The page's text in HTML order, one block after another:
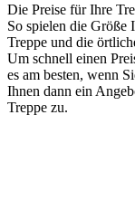
Die Preise für Ihre
So spielen die Größe
Treppe und die
Um schnell einen
es am besten, wenn
Ihnen dann ein
Treppe zu.